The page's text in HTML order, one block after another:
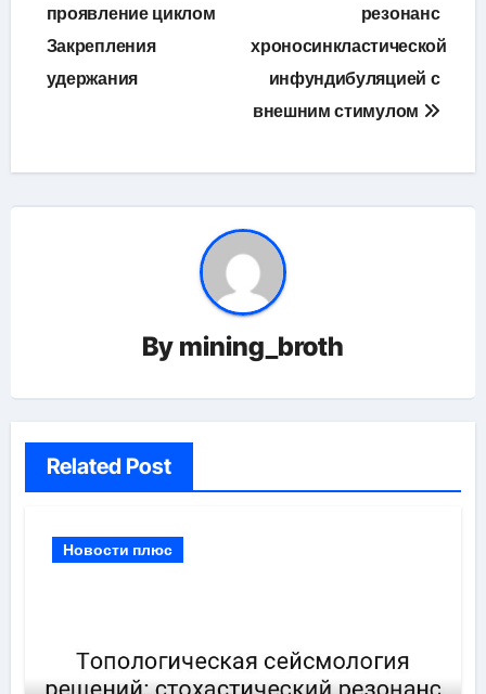
проявление циклом
Закрепления
удержания
резонанс
хроносинкластической
инфундибуляцией с
внешним стимулом
By mining_broth
Related Post
Новости плюс